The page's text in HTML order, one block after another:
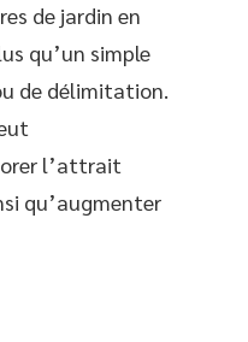
de jardin en
qu’un simple
de délimitation.
l’attrait
qu’augmenter